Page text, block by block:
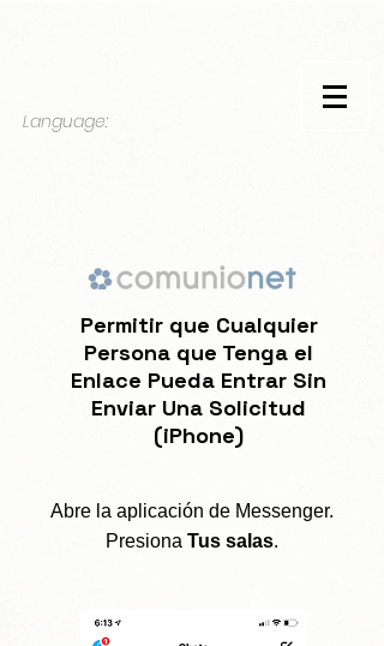
Language:
Permitir que Cualquier
Persona que Tenga el
Enlace Pueda Entrar Sin
Enviar Una Solicitud
(iPhone)
Abre la aplicación de Messenger.
Presiona Tus salas.